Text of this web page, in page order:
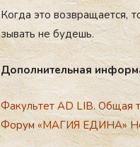
Ког­да это воз­вра­ща­ет­ся,
зывать не бу­дешь.
До­пол­ни­тель­ная
Факультет AD LIB. Общая
Форум «МАГИЯ ЕДИНА»